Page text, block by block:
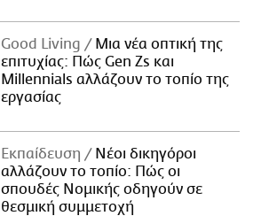
Good Living
Μια νέα οπτική της
επιτυχίας: Πώς Gen Zs και
Millennials αλλάζουν το τοπίο της
εργασίας
Εκπαίδευση
Νέοι δικηγόροι
αλλάζουν το τοπίο: Πώς οι
σπουδές Νομικής οδηγούν σε
θεσμική συμμετοχή